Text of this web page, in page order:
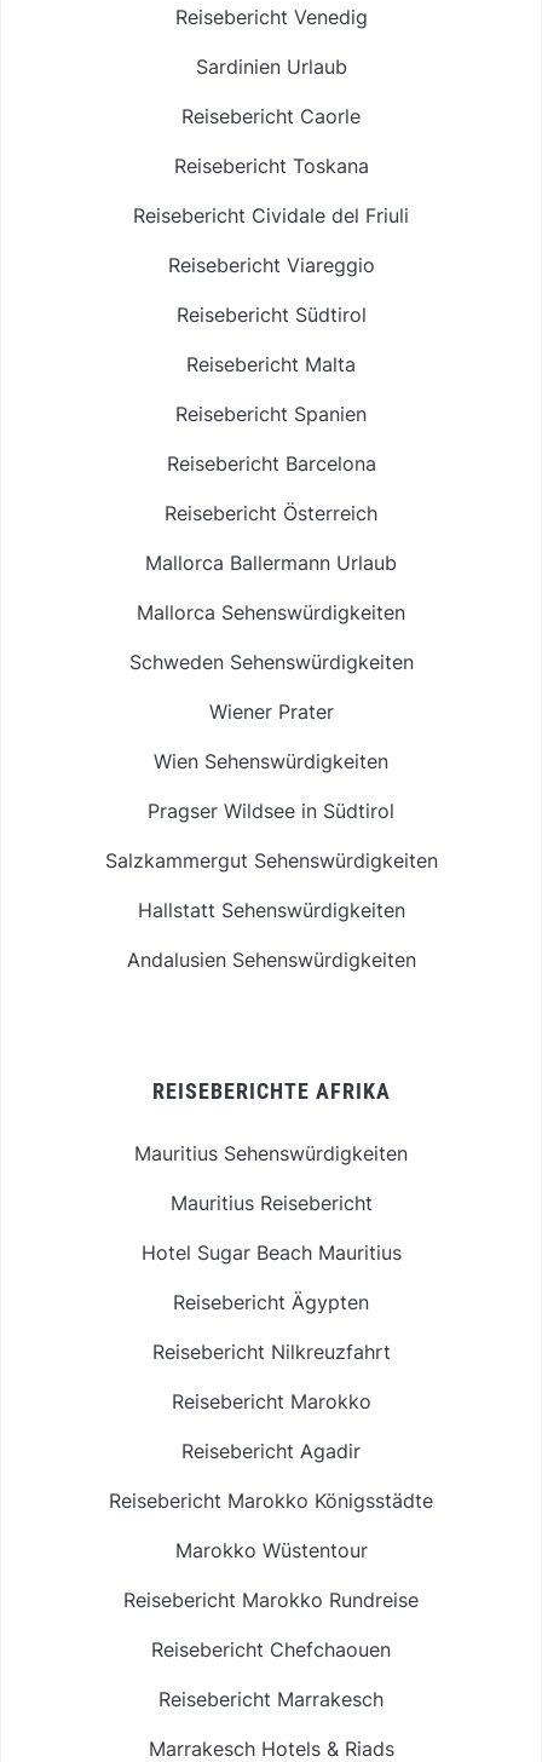
Reisebericht Venedig
Sardinien Urlaub
Reisebericht Caorle
Reisebericht Toskana
Reisebericht Cividale del Friuli
Reisebericht Viareggio
Reisebericht Südtirol
Reisebericht Malta
Reisebericht Spanien
Reisebericht Barcelona
Reisebericht Österreich
Mallorca Ballermann Urlaub
Mallorca Sehenswürdigkeiten
Schweden Sehenswürdigkeiten
Wiener Prater
Wien Sehenswürdigkeiten
Pragser Wildsee in Südtirol
Salzkammergut Sehenswürdigkeiten
Hallstatt Sehenswürdigkeiten
Andalusien Sehenswürdigkeiten
REISEBERICHTE AFRIKA
Mauritius Sehenswürdigkeiten
Mauritius Reisebericht
Hotel Sugar Beach Mauritius
Reisebericht Ägypten
Reisebericht Nilkreuzfahrt
Reisebericht Marokko
Reisebericht Agadir
Reisebericht Marokko Königsstädte
Marokko Wüstentour
Reisebericht Marokko Rundreise
Reisebericht Chefchaouen
Reisebericht Marrakesch
Marrakesch Hotels & Riads